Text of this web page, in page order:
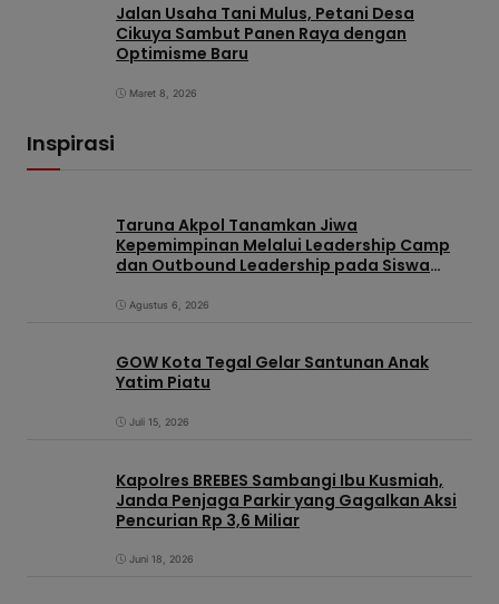
Jalan Usaha Tani Mulus, Petani Desa
Cikuya Sambut Panen Raya dengan
Optimisme Baru
Maret 8, 2026
Inspirasi
Taruna Akpol Tanamkan Jiwa
Kepemimpinan Melalui Leadership Camp
dan Outbound Leadership pada Siswa
Agustus 6, 2026
GOW Kota Tegal Gelar Santunan Anak
Yatim Piatu
Juli 15, 2026
Kapolres BREBES Sambangi Ibu Kusmiah,
Janda Penjaga Parkir yang Gagalkan Aksi
Pencurian Rp 3,6 Miliar
Juni 18, 2026